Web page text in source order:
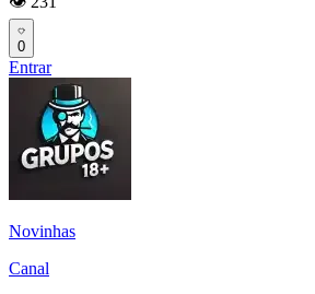
0
Entrar
Novinhas
Canal